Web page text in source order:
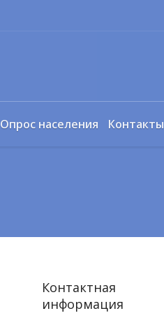
Опрос населения Контакты
Контактная
информация